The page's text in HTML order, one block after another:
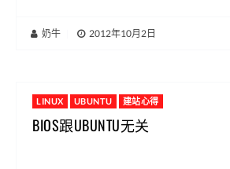
奶牛 2012年10月2日
LINUX UBUNTU 建站心得
BIOS跟UBUNTU无关